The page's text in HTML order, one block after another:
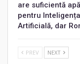
are suficientă apă
pentru Inteligența
Artificială, dar
PREV NEXT